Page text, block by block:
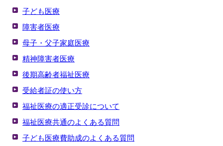
子ども医療
障害者医療
母子・父子家庭医療
精神障害者医療
後期高齢者福祉医療
受給者証の使い方
福祉医療の適正受診について
福祉医療共通のよくある質問
子ども医療費助成のよくある質問